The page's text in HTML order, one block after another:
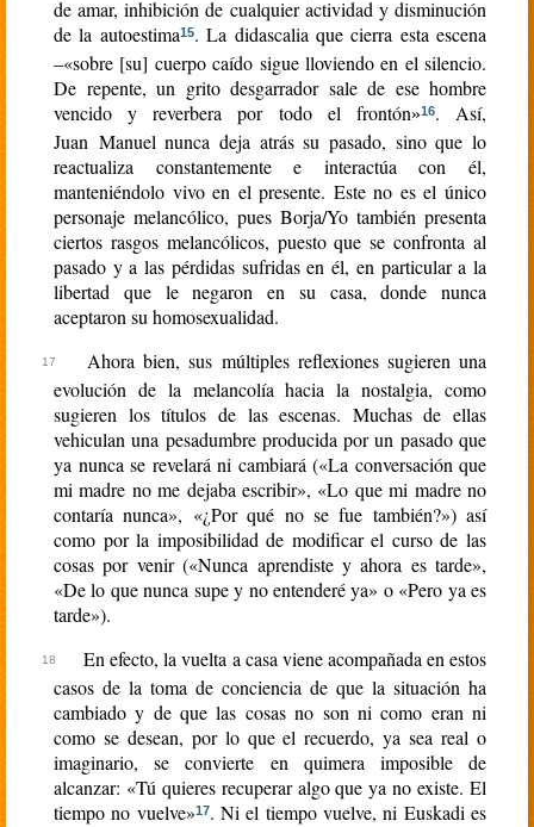
de amar, inhibición de cualquier actividad y disminución
de la autoestima15. La didascalia que cierra esta escena
–«sobre [su] cuerpo caído sigue lloviendo en el silencio.
De repente, un grito desgarrador sale de ese hombre
vencido y reverbera por todo el frontón»16. Así,
Juan Manuel nunca deja atrás su pasado, sino que lo
reactualiza constantemente e interactúa con él,
manteniéndolo vivo en el presente. Este no es el único
personaje melancólico, pues Borja/Yo también presenta
ciertos rasgos melancólicos, puesto que se confronta al
pasado y a las pérdidas sufridas en él, en particular a la
libertad que le negaron en su casa, donde nunca
aceptaron su homosexualidad.
Ahora bien, sus múltiples reflexiones sugieren una
evolución de la melancolía hacia la nostalgia, como
sugieren los títulos de las escenas. Muchas de ellas
vehiculan una pesadumbre producida por un pasado que
ya nunca se revelará ni cambiará («La conversación que
mi madre no me dejaba escribir», «Lo que mi madre no
contaría nunca», «¿Por qué no se fue también?») así
como por la imposibilidad de modificar el curso de las
cosas por venir («Nunca aprendiste y ahora es tarde»,
«De lo que nunca supe y no entenderé ya» o «Pero ya es
tarde»).
En efecto, la vuelta a casa viene acompañada en estos
casos de la toma de conciencia de que la situación ha
cambiado y de que las cosas no son ni como eran ni
como se desean, por lo que el recuerdo, ya sea real o
imaginario, se convierte en quimera imposible de
alcanzar: «Tú quieres recuperar algo que ya no existe. El
tiempo no vuelve»17. Ni el tiempo vuelve, ni Euskadi es